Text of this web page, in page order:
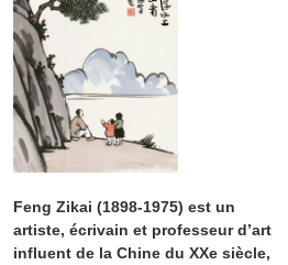
Feng Zikai (1898-1975) est un
artiste, écrivain et professeur d’art
influent de la Chine du XXe siècle,